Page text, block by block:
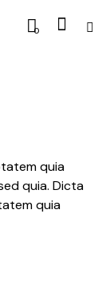
0
quia
quia. Dicta
quia